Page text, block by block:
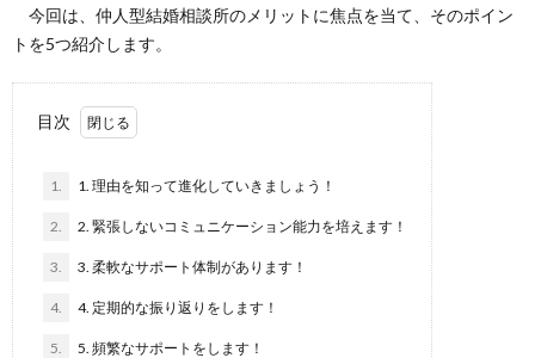
今回は、仲人型結婚相談所のメリットに焦点を当て、そのポイン
トを5つ紹介します。
目次
1. 1. 理由を知って進化していきましょう！
2. 2. 緊張しないコミュニケーション能力を培えます！
3. 3. 柔軟なサポート体制があります！
4. 4. 定期的な振り返りをします！
5. 5. 頻繁なサポートをします！